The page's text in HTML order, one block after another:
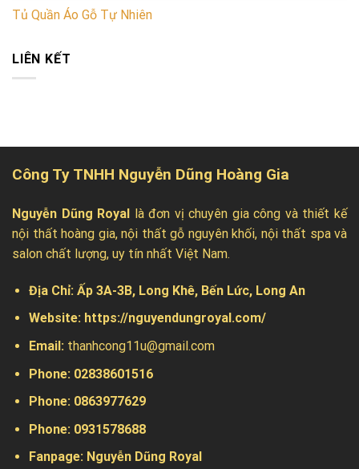
Tủ Quần Áo Gỗ Tự Nhiên
LIÊN KẾT
Công Ty TNHH Nguyễn Dũng Hoàng Gia
Nguyễn Dũng Royal là đơn vị chuyên gia công và thiết kế
nội thất hoàng gia, nội thất gỗ nguyên khối, nội thất spa và
salon chất lượng, uy tín nhất Việt Nam.
Địa Chỉ: Ấp 3A-3B, Long Khê, Bến Lức, Long An
Website: https://nguyendungroyal.com/
Email: thanhcong11u@gmail.com
Phone: 02838601516
Phone: 0863977629
Phone: 0931578688
Fanpage: Nguyễn Dũng Royal